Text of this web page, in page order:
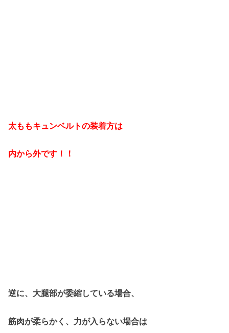
太ももキュンベルトの装着方は
内から外です！！
逆に、大腿部が委縮している場合、
筋肉が柔らかく、力が入らない場合は